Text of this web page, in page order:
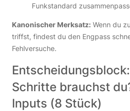
Funkstandard
Kanonischer Merksatz: Wenn du
triffst, findest du den Engpass
Fehlversuche.
Schritte brauchst
Inputs (8 Stück)